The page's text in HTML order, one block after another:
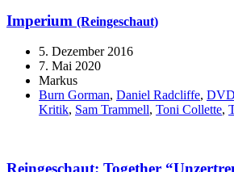
Imperium (Reingeschaut)
5. Dezember 2016
7. Mai 2020
Markus
Burn Gorman, Daniel Radcliffe, DVD
Kritik, Sam Trammell, Toni Collette,
Reingeschaut: Together